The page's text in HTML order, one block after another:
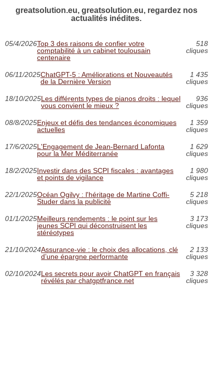
greatsolution.eu, greatsolution.eu, regardez nos
actualités inédites.
05/4/2026Top 3 des raisons de confier votre
comptabilité à un cabinet toulousain
centenaire
518
cliques
06/11/2025ChatGPT-5 : Améliorations et Nouveautés
de la Dernière Version
1 435
cliques
18/10/2025Les différents types de pianos droits : lequel
vous convient le mieux ?
936
cliques
08/8/2025Enjeux et défis des tendances économiques
actuelles
1 359
cliques
17/6/2025L'Engagement de Jean-Bernard Lafonta
pour la Mer Méditerranée
1 629
cliques
18/2/2025Investir dans des SCPI fiscales : avantages
et points de vigilance
1 980
cliques
22/1/2025Océan Ogilvy : l'héritage de Martine Coffi-
Studer dans la publicité
5 218
cliques
01/1/2025Meilleurs rendements : le point sur les
jeunes SCPI qui déconstruisent les
stéréotypes
3 173
cliques
21/10/2024Assurance-vie : le choix des allocations, clé
d’une épargne performante
2 133
cliques
02/10/2024Les secrets pour avoir ChatGPT en français
révélés par chatgptfrance.net
3 328
cliques